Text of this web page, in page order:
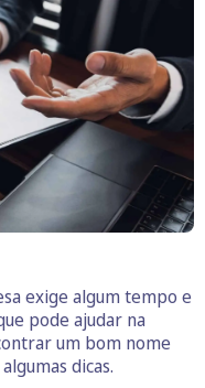
exige algum tempo e
pode ajudar na
um bom nome
dicas.